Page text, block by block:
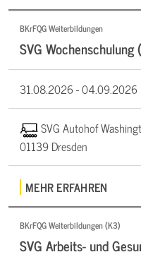
BKrFQG Weiterbildungen
SVG Wochenschulung
31.08.2026 -04.09.2026
SVG Autohof
01139 Dresden
MEHR ERFAHREN
BKrFQG Weiterbildungen (K3)
SVG Arbeits- und